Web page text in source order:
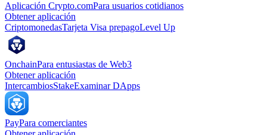
Aplicación Crypto.comPara usuarios cotidianos
Obtener aplicación
CriptomonedasTarjeta Visa prepagoLevel Up
OnchainPara entusiastas de Web3
Obtener aplicación
IntercambiosStakeExaminar DApps
PayPara comerciantes